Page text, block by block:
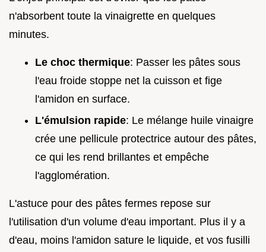
n'absorbent toute la vinaigrette en quelques
minutes.
Le choc thermique: Passer les pâtes sous
l'eau froide stoppe net la cuisson et fige
l'amidon en surface.
L'émulsion rapide: Le mélange huile vinaigre
crée une pellicule protectrice autour des pâtes,
ce qui les rend brillantes et empêche
l'agglomération.
L'astuce pour des pâtes fermes repose sur
l'utilisation d'un volume d'eau important. Plus il y a
d'eau, moins l'amidon sature le liquide, et vos fusilli